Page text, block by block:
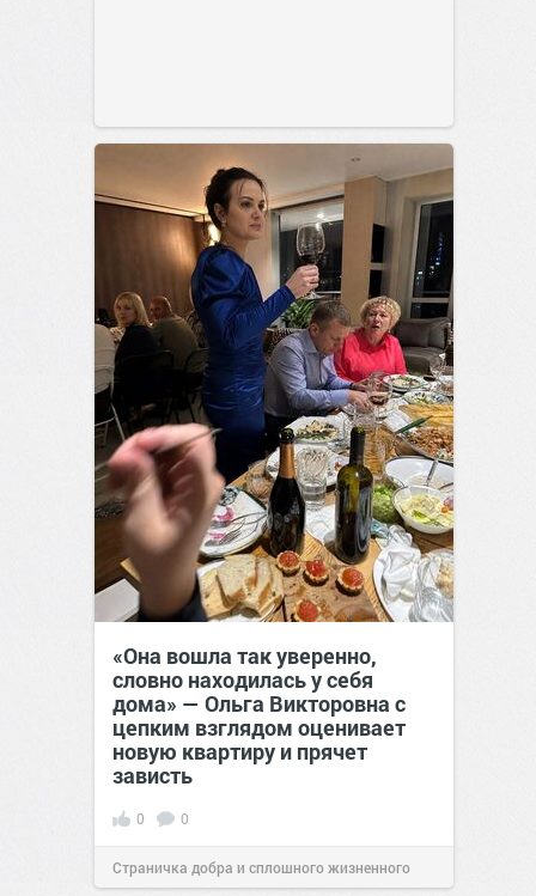
«Она вошла так уверенно,
словно находилась у себя
дома» — Ольга Викторовна с
цепким взглядом оценивает
новую квартиру и прячет
зависть
0 0
Страничка добра и сплошного жизненного